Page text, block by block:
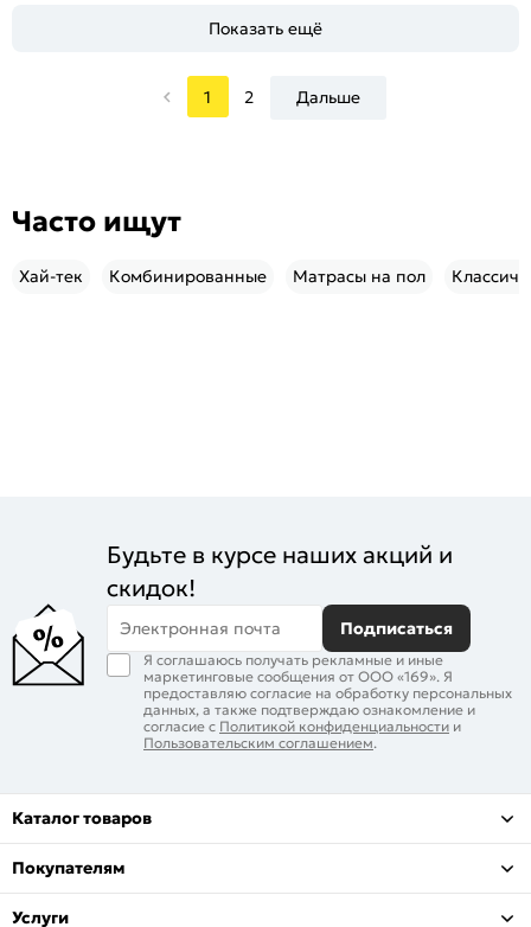
Показать ещё
1 2 Дальше
Часто ищут
Хай-тек Комбинированные Матрасы на пол
Будьте в курсе наших акций и
скидок!
Электронная почта Подписаться
Я соглашаюсь получать рекламные и иные
маркетинговые сообщения от ООО «169». Я
предоставляю согласие на обработку персональных
данных, а также подтверждаю ознакомление и
согласие с Политикой конфиденциальности и
Пользовательским соглашением.
Каталог товаров
Покупателям
Услуги